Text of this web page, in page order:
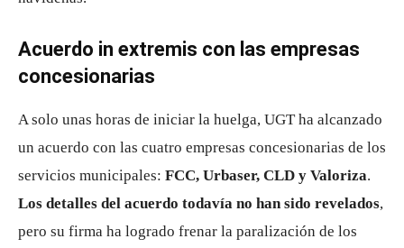
Acuerdo in extremis con las empresas
concesionarias
A solo unas horas de iniciar la huelga, UGT ha alcanzado
un acuerdo con las cuatro empresas concesionarias de los
servicios municipales: FCC, Urbaser, CLD y Valoriza.
Los detalles del acuerdo todavía no han sido revelados,
pero su firma ha logrado frenar la paralización de los